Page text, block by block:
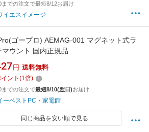
までの注文で最短8/12お届け
イエスイメージ
ゴープロ) AEMAG-001 マグネット式ラ
マウント 国内正規品
円 送料無料
ント (1倍)
までの注文で最短8/10(翌日)お届け
ーベストPC・家電館
同じ商品を安い順で見る